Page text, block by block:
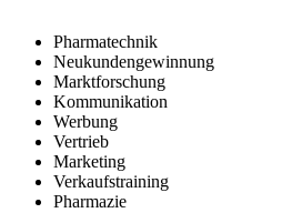
Pharmatechnik
Neukundengewinnung
Marktforschung
Kommunikation
Werbung
Vertrieb
Marketing
Verkaufstraining
Pharmazie